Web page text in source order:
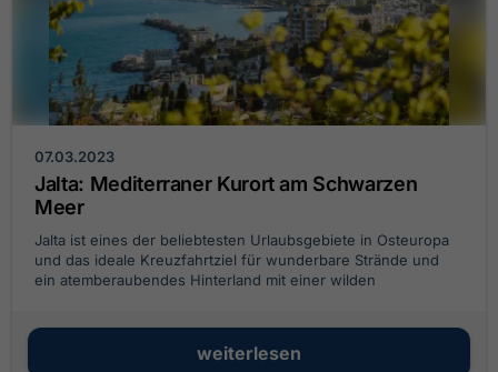
07.03.2023
Jalta: Mediterraner Kurort am Schwarzen
Meer
Jalta ist eines der beliebtesten Urlaubsgebiete in Osteuropa
und das ideale Kreuzfahrtziel für wunderbare Strände und
ein atemberaubendes Hinterland mit einer wilden
weiterlesen